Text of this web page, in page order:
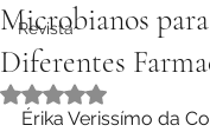
Revista
Microbianos
Diferentes
Avaliado com NaN
Érika Verissímo da